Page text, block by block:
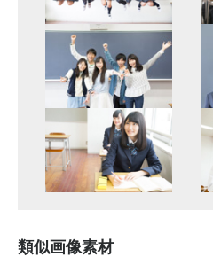
類似画像素材